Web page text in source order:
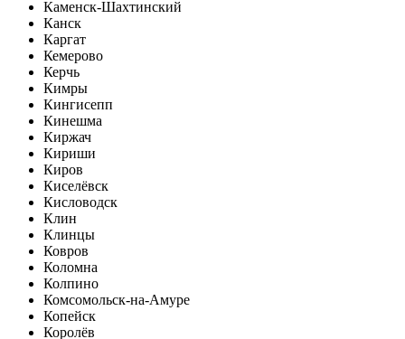
Каменск-Шахтинский
Канск
Каргат
Кемерово
Керчь
Кимры
Кингисепп
Кинешма
Киржач
Кириши
Киров
Киселёвск
Кисловодск
Клин
Клинцы
Ковров
Коломна
Колпино
Комсомольск-на-Амуре
Копейск
Королёв